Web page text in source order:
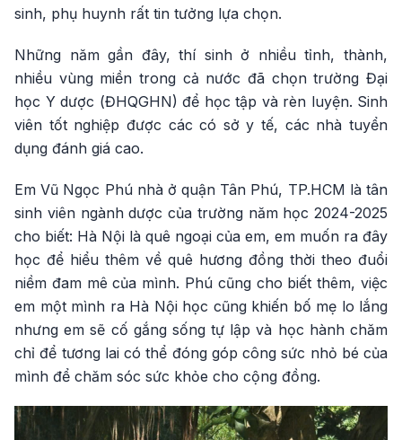
sinh, phụ huynh rất tin tưởng lựa chọn.
Những năm gần đây, thí sinh ở nhiều tỉnh, thành,
nhiều vùng miền trong cả nước đã chọn trường Đại
học Y dược (ĐHQGHN) để học tập và rèn luyện. Sinh
viên tốt nghiệp được các có sở y tế, các nhà tuyển
dụng đánh giá cao.
Em Vũ Ngọc Phú nhà ở quận Tân Phú, TP.HCM là tân
sinh viên ngành dược của trường năm học 2024-2025
cho biết: Hà Nội là quê ngoại của em, em muốn ra đây
học để hiểu thêm về quê hương đồng thời theo đuổi
niềm đam mê của mình. Phú cũng cho biết thêm, việc
em một mình ra Hà Nội học cũng khiến bố mẹ lo lắng
nhưng em sẽ cố gắng sống tự lập và học hành chăm
chỉ để tương lai có thể đóng góp công sức nhỏ bé của
mình để chăm sóc sức khỏe cho cộng đồng.